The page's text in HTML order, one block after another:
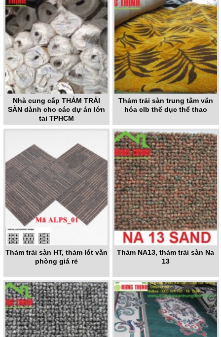
Nhà cung cấp THẢM TRẢI
SÀN dành cho các dự án lớn
tại TPHCM
Thảm trải sàn trung tâm văn
hóa clb thể dục thể thao
Thảm trải sàn HT, thảm lót văn
phòng giá rẻ
Thảm NA13, thảm trải sàn Na
13